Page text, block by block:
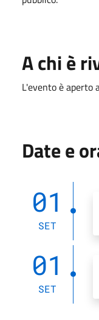
A chi è
L'evento è
Date e
01
SET
01
SET